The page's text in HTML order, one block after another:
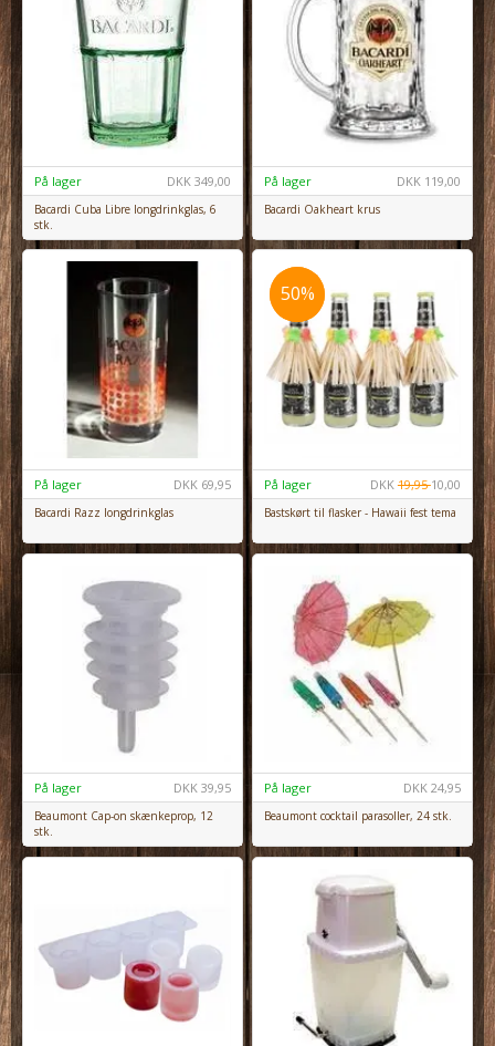
DKK 349,00
På lager
Bacardi Cuba Libre longdrinkglas, 6
stk.
DKK 119,00
På lager
Bacardi Oakheart krus
DKK 69,95
På lager
Bacardi Razz longdrinkglas
50%
50%
DKK 19,9510,00
På lager
Bastskørt til flasker - Hawaii fest tema
DKK 39,95
På lager
Beaumont Cap-on skænkeprop, 12
stk.
DKK 24,95
På lager
Beaumont cocktail parasoller, 24 stk.